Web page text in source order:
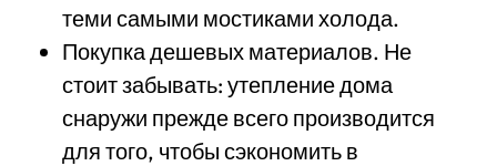
теми самыми мостиками холода.
Покупка дешевых материалов. Не
стоит забывать: утепление дома
снаружи прежде всего производится
для того, чтобы сэкономить в